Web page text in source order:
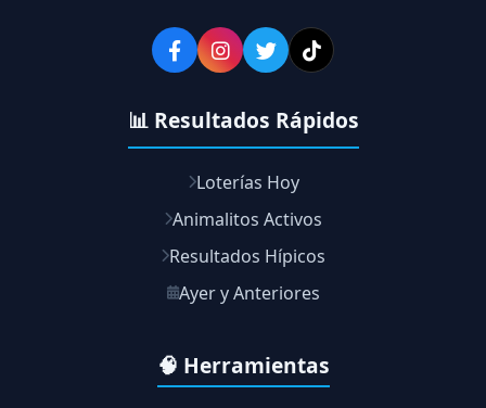
📊 Resultados Rápidos
Loterías Hoy
Animalitos Activos
Resultados Hípicos
Ayer y Anteriores
🧠 Herramientas